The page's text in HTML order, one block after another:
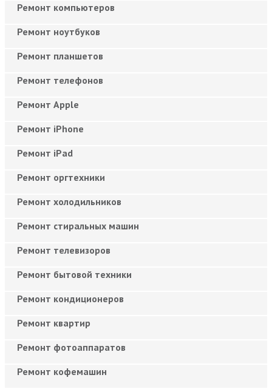
Ремонт компьютеров
Ремонт ноутбуков
Ремонт планшетов
Ремонт телефонов
Ремонт Apple
Ремонт iPhone
Ремонт iPad
Ремонт оргтехники
Ремонт холодильников
Ремонт стиральных машин
Ремонт телевизоров
Ремонт бытовой техники
Ремонт кондиционеров
Ремонт квартир
Ремонт фотоаппаратов
Ремонт кофемашин